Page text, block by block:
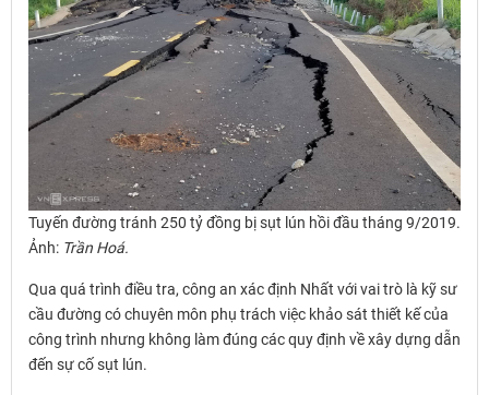
Tuyến đường tránh 250 tỷ đồng bị sụt lún hồi đầu tháng 9/2019.
Ảnh: Trần Hoá.
Qua quá trình điều tra, công an xác định Nhất với vai trò là kỹ sư
cầu đường có chuyên môn phụ trách việc khảo sát thiết kế của
công trình nhưng không làm đúng các quy định về xây dựng dẫn
đến sự cố sụt lún.